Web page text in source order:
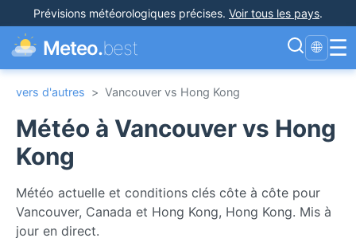
Prévisions météorologiques précises. Voir tous les pays.
Meteo.best 🌐 ☰
vers d'autres > Vancouver vs Hong Kong
Météo à Vancouver vs Hong
Kong
Météo actuelle et conditions clés côte à côte pour
Vancouver, Canada et Hong Kong, Hong Kong. Mis à
jour en direct.